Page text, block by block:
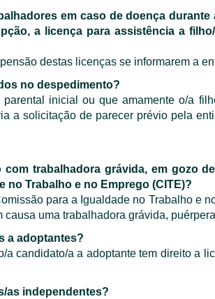
em caso de doença
a licença para assistência a
destas licenças se informarem a
no despedimento?
inicial ou que amamente o/a
a solicitação de parecer prévio pela
trabalhadora grávida, em gozo
no Trabalho e no Emprego (CITE)?
para a Igualdade no Trabalho e
uma trabalhadora grávida,
a adoptantes?
a candidato/a a adoptante tem direito a
as independentes?